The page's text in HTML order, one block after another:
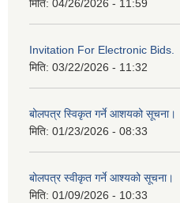
मिति: 04/26/2026 - 11:59
Invitation For Electronic Bids.
मिति: 03/22/2026 - 11:32
बोलपत्र स्विकृत गर्ने आशयको सूचना।
मिति: 01/23/2026 - 08:33
बोलपत्र स्वीकृत गर्ने आश्यको सूचना।
मिति: 01/09/2026 - 10:33